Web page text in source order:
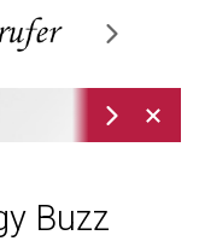
Buzz